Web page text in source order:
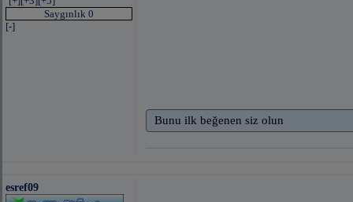
Saygınlık 0
[-]
Bunu ilk beğenen siz olun
esref09